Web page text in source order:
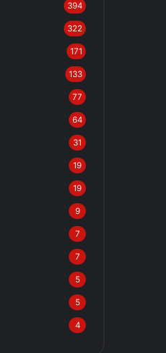
394
322
171
133
77
64
31
19
19
9
7
7
5
5
4